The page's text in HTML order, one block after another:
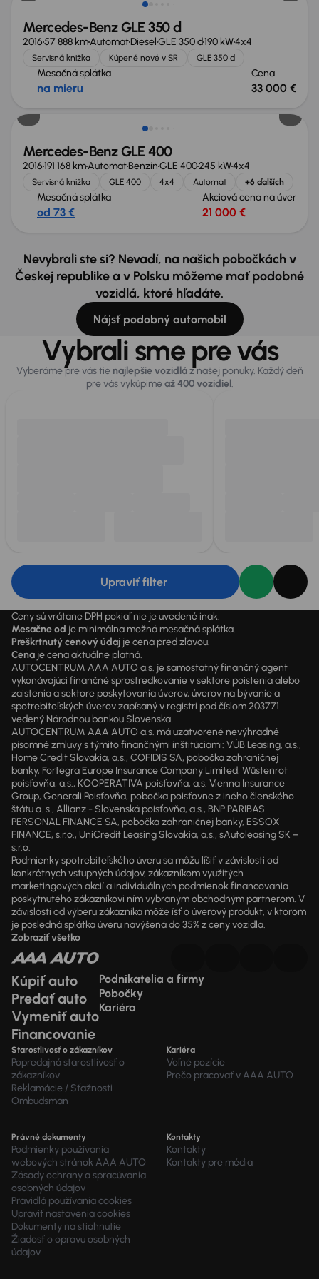
Mercedes-Benz GLE 350 d
201657 888 kmAutomatDieselGLE 350 d190 kW4x4
Servisná knižka Kúpené nové v SR GLE 350 d
Mesačná splátka
na mieru
Cena
33 000 €
Nové v ponuke
Mercedes-Benz GLE 400
2016191 168 kmAutomatBenzínGLE 400245 kW4x4
Servisná knižka GLE 400 4x4 Automat +6 ďalších
Mesačná splátka
od 73 €
Akciová cena na úver
21 000 €
Nevybrali ste si? Nevadí, na našich pobočkách v
Českej republike a v Polsku môžeme mať podobné
vozidlá, ktoré hľadáte.
Nájsť podobný automobil
Vybrali sme pre vás
Vyberáme pre vás tie najlepšie vozidláz našej ponuky. Každý deň
pre vás vykúpimeaž 400 vozidiel.
Upraviť filter
Ceny sú vrátane DPH pokiaľ nie je uvedené inak.
Mesačne od je minimálna možná mesačná splátka.
Preškrtnutý cenový údaj je cena pred zľavou.
Cena je cena aktuálne platná.
AUTOCENTRUM AAA AUTO a.s. je samostatný finančný agent
vykonávajúci finančné sprostredkovanie v sektore poistenia alebo
zaistenia a sektore poskytovania úverov, úverov na bývanie a
spotrebiteľských úverov zapísaný v registri pod číslom 203771
vedený Národnou bankou Slovenska.
AUTOCENTRUM AAA AUTO a.s. má uzatvorené nevýhradné
písomné zmluvy s týmito finančnými inštitúciami: VÚB Leasing, a.s.,
Home Credit Slovakia, a.s., COFIDIS SA, pobočka zahraničnej
banky, Fortegra Europe Insurance Company Limited, Wüstenrot
poisťovňa, a.s., KOOPERATIVA poisťovňa, a.s. Vienna Insurance
Group, Generali Poisťovňa, pobočka poisťovne z iného členského
štátu a. s., Allianz - Slovenská poisťovňa, a.s., BNP PARIBAS
PERSONAL FINANCE SA, pobočka zahraničnej banky, ESSOX
FINANCE, s.r.o., UniCredit Leasing Slovakia, a.s., sAutoleasing SK –
s.r.o.
Podmienky spotrebiteľského úveru sa môžu líšiť v závislosti od
konkrétnych vstupných údajov, zákazníkom využitých
marketingových akcií a individuálnych podmienok financovania
poskytnutého zákazníkovi ním vybraným obchodným partnerom. V
závislosti od výberu zákazníka môže ísť o úverový produkt, v ktorom
je posledná splátka úveru navýšená do 35% z ceny vozidla.
Zobraziť všetko
Kúpiť auto
Predať auto
Vymeniť auto
Financovanie
Podnikatelia a firmy
Pobočky
Kariéra
Starostlivosť o zákazníkov
Popredajná starostlivosť o
zákazníkov
Reklamácie / Sťažnosti
Ombudsman
Kariéra
Voľné pozície
Prečo pracovať v AAA AUTO
Právné dokumenty
Podmienky používania
webových stránok AAA AUTO
Zásady ochrany a spracúvania
osobných údajov
Pravidlá používania cookies
Upraviť nastavenia cookies
Dokumenty na stiahnutie
Žiadosť o opravu osobných
údajov
Kontakty
Kontakty
Kontakty pre média